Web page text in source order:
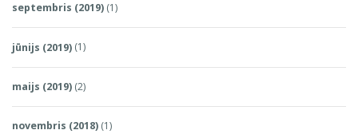
septembris (2019) (1)
jūnijs (2019) (1)
maijs (2019) (2)
novembris (2018) (1)